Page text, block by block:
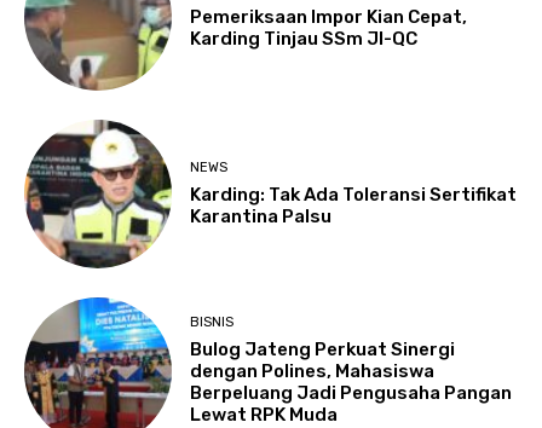
Pemeriksaan Impor Kian Cepat,
Karding Tinjau SSm JI-QC
NEWS
Karding: Tak Ada Toleransi Sertifikat
Karantina Palsu
BISNIS
Bulog Jateng Perkuat Sinergi
dengan Polines, Mahasiswa
Berpeluang Jadi Pengusaha Pangan
Lewat RPK Muda